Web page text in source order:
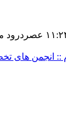
درود
:: انجمن های